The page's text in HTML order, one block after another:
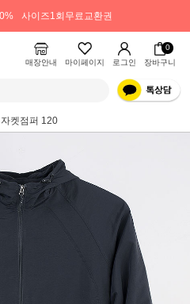
사이즈1회무료교환권
매장안내 마이페이지 로그인
0
장바구니
자켓점퍼 120